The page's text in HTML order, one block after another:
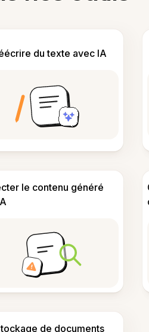
du texte avec IA
le contenu généré
de documents